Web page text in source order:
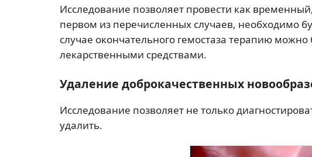
Исследование позволяет провести как
первом из перечисленных случаев, необходимо
случае окончательного гемостаза терапию можно
лекарственными средствами.
Удаление доброкачественных
Исследование позволяет не только
удалить.